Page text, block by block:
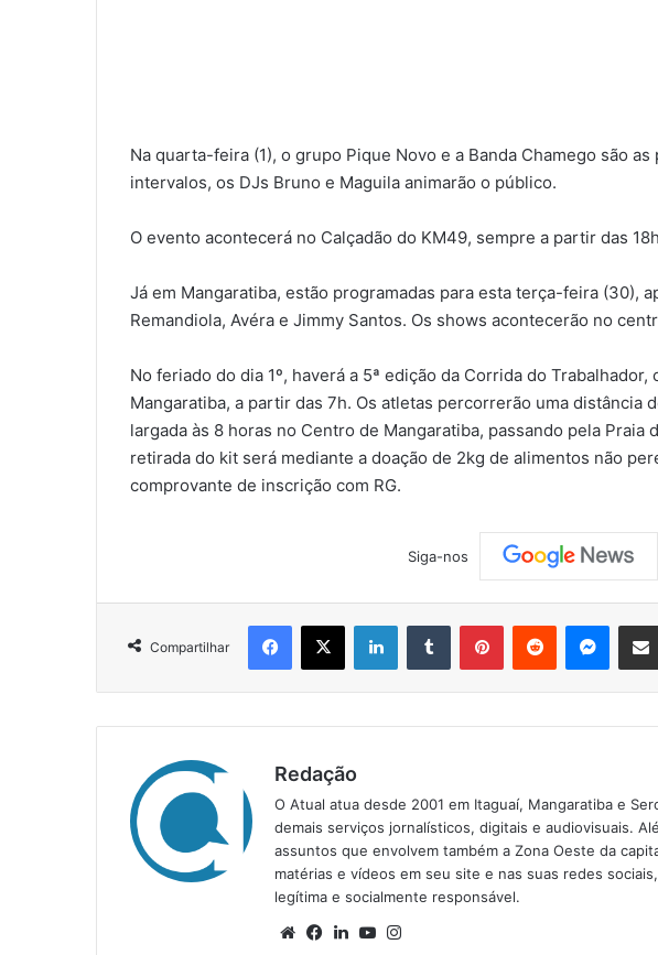
Na quarta-feira (1), o grupo Pique Novo e a Banda Chamego são
intervalos, os DJs Bruno e Maguila animarão o público.
O evento acontecerá no Calçadão do KM49, sempre a partir das
Já em Mangaratiba, estão programadas para esta terça-feira (30),
Remandiola, Avéra e Jimmy Santos. Os shows acontecerão no
No feriado do dia 1º, haverá a 5ª edição da Corrida do
Mangaratiba, a partir das 7h. Os atletas percorrerão uma distância
largada às 8 horas no Centro de Mangaratiba, passando pela Praia
retirada do kit será mediante a doação de 2kg de alimentos não
comprovante de inscrição com RG.
Siga-nos
Compartilhar
Redação
O Atual atua desde 2001 em Itaguaí, Mangaratiba e
demais serviços jornalísticos, digitais e audiovisuais.
assuntos que envolvem também a Zona Oeste da
matérias e vídeos em seu site e nas suas redes
legítima e socialmente responsável.
We Fa Lin Yo